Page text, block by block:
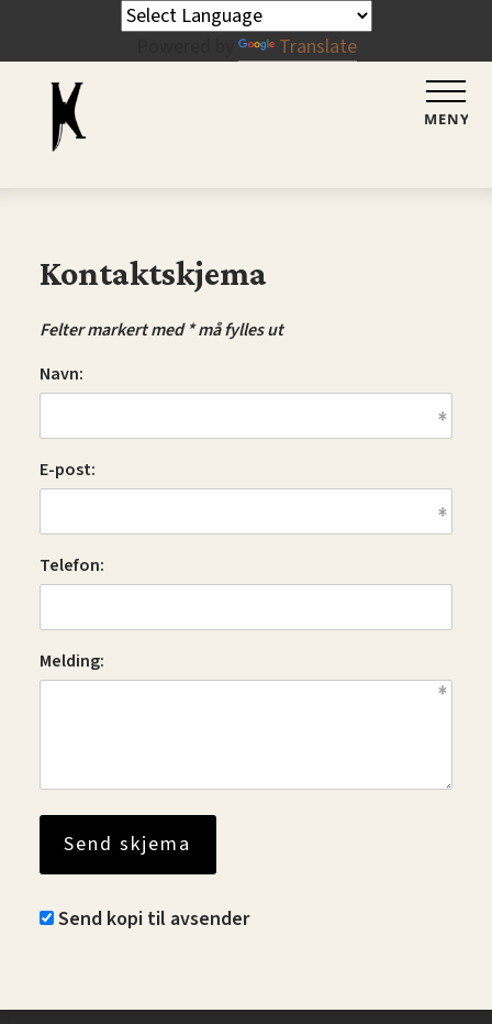
MENY
Kontaktskjema
Felter markert med * må fylles ut
Navn:
E-post:
Telefon:
Melding:
Send kopi til avsender
Translate